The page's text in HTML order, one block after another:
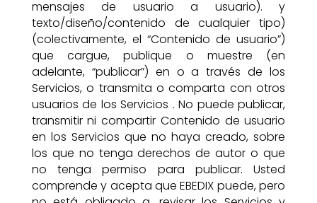
mensajes de usuario a usuario). y
texto/diseño/contenido de cualquier tipo)
(colectivamente, el “Contenido de usuario”)
que cargue, publique o muestre (en
adelante, “publicar”) en o a través de los
Servicios, o transmita o comparta con otros
usuarios de los Servicios . No puede publicar,
transmitir ni compartir Contenido de usuario
en los Servicios que no haya creado, sobre
los que no tenga derechos de autor o que
no tenga permiso para publicar. Usted
comprende y acepta que EBEDIX puede, pero